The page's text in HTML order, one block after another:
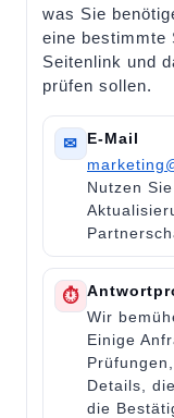
was Sie
eine bestimmte
Seitenlink und
prüfen sollen.
✉
E-Mail
Nutzen
⏱
Wir
Einige
Details,
die